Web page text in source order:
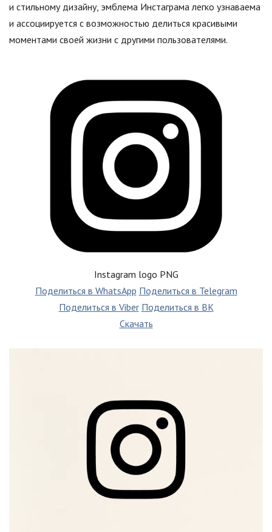
и стильному дизайну, эмблема Инстаграма легко узнаваема
и ассоциируется с возможностью делиться красивыми
моментами своей жизни с другими пользователями.
Instagram logo PNG
Поделиться в WhatsApp Поделиться в Telegram
Поделиться в Viber Поделиться в ВК
Скачать